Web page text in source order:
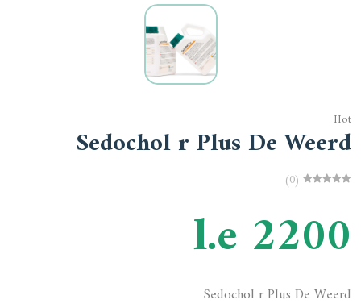
Hot
Sedochol r Plus De Weerd
(0)
l.e 2200
Sedochol r Plus De Weerd